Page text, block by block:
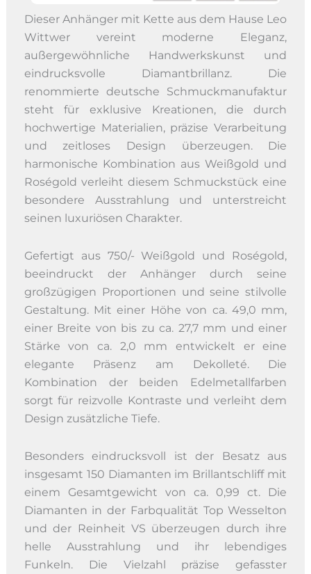
Dieser Anhänger mit Kette aus dem Hause Leo
Wittwer vereint moderne Eleganz,
außergewöhnliche Handwerkskunst und
eindrucksvolle Diamantbrillanz. Die
renommierte deutsche Schmuckmanufaktur
steht für exklusive Kreationen, die durch
hochwertige Materialien, präzise Verarbeitung
und zeitloses Design überzeugen. Die
harmonische Kombination aus Weißgold und
Roségold verleiht diesem Schmuckstück eine
besondere Ausstrahlung und unterstreicht
seinen luxuriösen Charakter.
Gefertigt aus 750/- Weißgold und Roségold,
beeindruckt der Anhänger durch seine
großzügigen Proportionen und seine stilvolle
Gestaltung. Mit einer Höhe von ca. 49,0 mm,
einer Breite von bis zu ca. 27,7 mm und einer
Stärke von ca. 2,0 mm entwickelt er eine
elegante Präsenz am Dekolleté. Die
Kombination der beiden Edelmetallfarben
sorgt für reizvolle Kontraste und verleiht dem
Design zusätzliche Tiefe.
Besonders eindrucksvoll ist der Besatz aus
insgesamt 150 Diamanten im Brillantschliff mit
einem Gesamtgewicht von ca. 0,99 ct. Die
Diamanten in der Farbqualität Top Wesselton
und der Reinheit VS überzeugen durch ihre
helle Ausstrahlung und ihr lebendiges
Funkeln. Die Vielzahl präzise gefasster